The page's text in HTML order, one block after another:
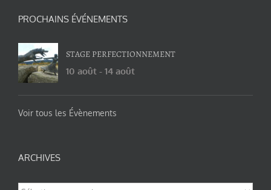
PROCHAINS ÉVÉNEMENTS
STAGE PERFECTIONNEMENT
10 août - 14 août
Voir tous les Évènements
ARCHIVES